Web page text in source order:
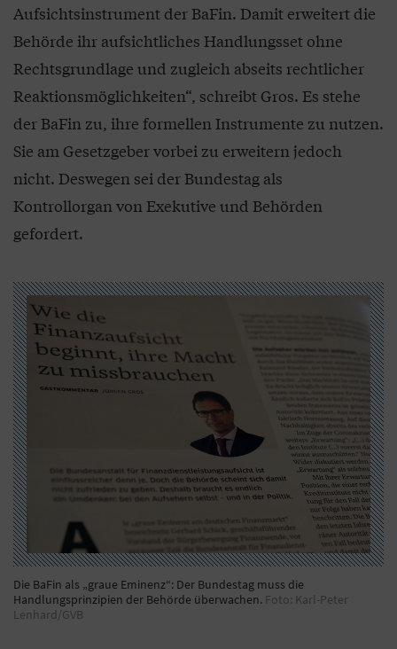
Aufsichtsinstrument der BaFin. Damit erweitert die
Behörde ihr aufsichtliches Handlungsset ohne
Rechtsgrundlage und zugleich abseits rechtlicher
Reaktionsmöglichkeiten“, schreibt Gros. Es stehe
der BaFin zu, ihre formellen Instrumente zu nutzen.
Sie am Gesetzgeber vorbei zu erweitern jedoch
nicht. Deswegen sei der Bundestag als
Kontrollorgan von Exekutive und Behörden
gefordert.
Die BaFin als „graue Eminenz“: Der Bundestag muss die
Handlungsprinzipien der Behörde überwachen. Foto: Karl-Peter
Lenhard/GVB